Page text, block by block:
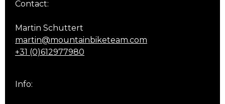
Contact:
Martin Schuttert
martin@mountainbiketeam.com
+31 (0)612977980
Info: